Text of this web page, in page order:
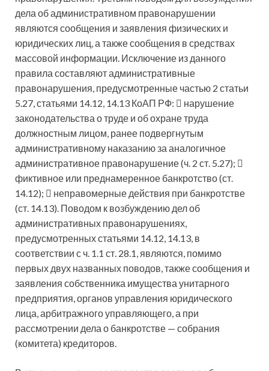
дела об административном правонарушении
являются сообщения и заявления физических и
юридических лиц, а также сообщения в средствах
массовой информации. Исключение из данного
правила составляют административные
правонарушения, предусмотренные частью 2 статьи
5.27, статьями 14.12, 14.13 КоАП РФ:  нарушение
законодательства о труде и об охране труда
должностным лицом, ранее подвергнутым
административному наказанию за аналогичное
административное правонарушение (ч. 2 ст. 5.27); 
фиктивное или преднамеренное банкротство (ст.
14.12);  неправомерные действия при банкротстве
(ст. 14.13). Поводом к возбуждению дел об
административных правонарушениях,
предусмотренных статьями 14.12, 14.13, в
соответствии с ч. 1.1 ст. 28.1, являются, помимо
первых двух названных поводов, также сообщения и
заявления собственника имущества унитарного
предприятия, органов управления юридического
лица, арбитражного управляющего, а при
рассмотрении дела о банкротстве — собрания
(комитета) кредиторов.